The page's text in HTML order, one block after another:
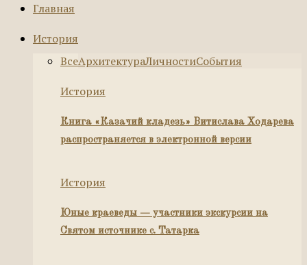
Главная
История
ВсеАрхитектураЛичностиСобытия
История
Книга «Казачий кладезь» Витислава Ходарева
распространяется в электронной версии
История
Юные краеведы — участники экскурсии на
Святом источнике с. Татарка